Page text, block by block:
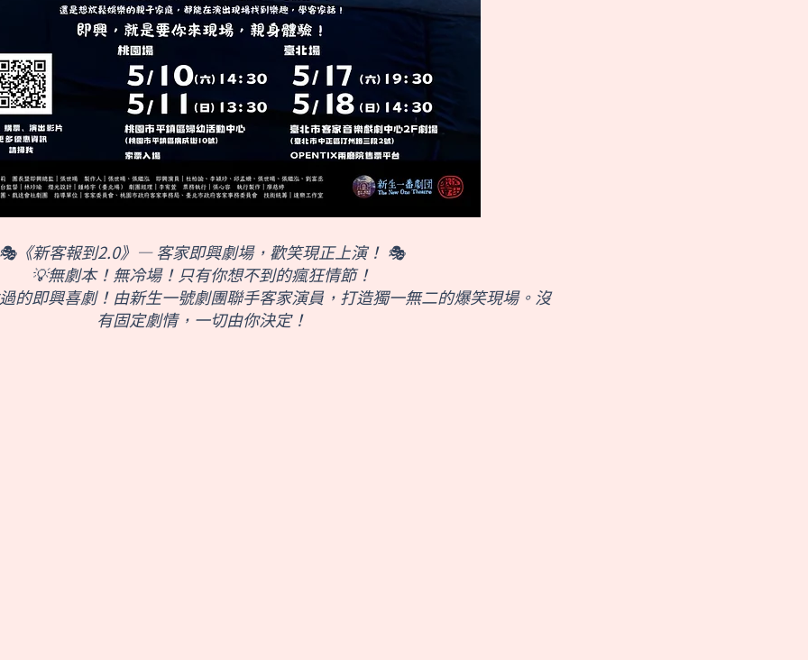
🎭《新客報到2.0》— 客家即興劇場，歡笑現正上演！ 🎭
💡無劇本！無冷場！只有你想不到的瘋狂情節！
的即興喜劇！由新生一號劇團聯手客家演員，打造獨一無二的爆笑現場。沒
有固定劇情，一切由你決定！